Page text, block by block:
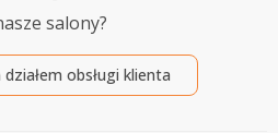
salony?
obsługi klienta